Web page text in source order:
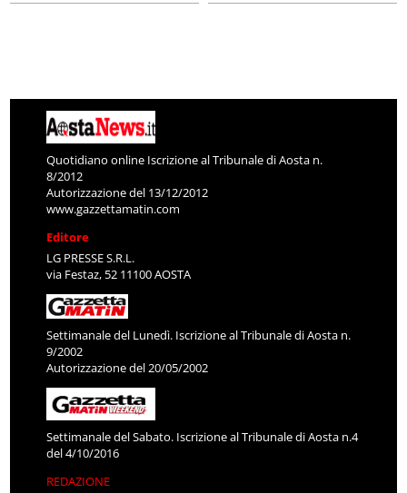
Quotidiano online Iscrizione al Tribunale di Aosta n.
8/2012
Autorizzazione del 13/12/2012
www.gazzettamatin.com
Editore
LG PRESSE S.R.L.
via Festaz, 52 11100 AOSTA
Settimanale del Lunedì. Iscrizione al Tribunale di Aosta n.
9/2002
Autorizzazione del 20/05/2002
Settimanale del Sabato. Iscrizione al Tribunale di Aosta n.4
del 4/10/2016
REDAZIONE